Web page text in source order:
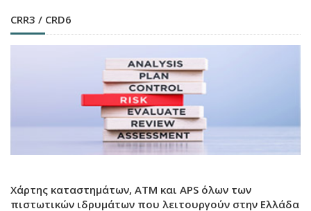
CRR3 / CRD6
Χάρτης καταστημάτων, ATM και APS όλων των
πιστωτικών ιδρυμάτων που λειτουργούν στην Ελλάδα